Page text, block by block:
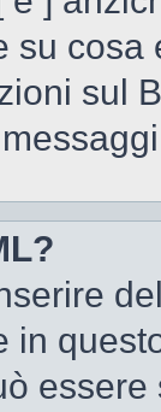
su
sul
in